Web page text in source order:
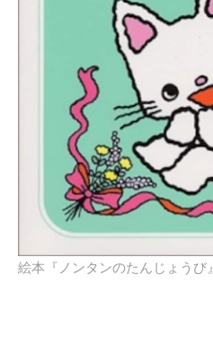
絵本『ノンタンのたんじょうび』